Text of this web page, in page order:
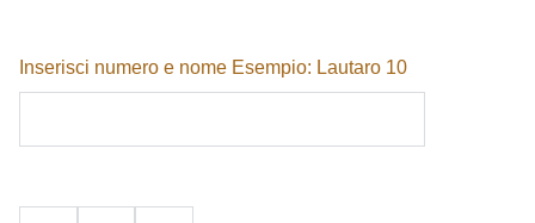
Inserisci numero e nome Esempio: Lautaro 10